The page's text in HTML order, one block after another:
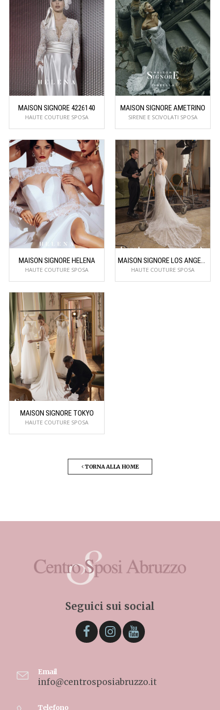
MAISON SIGNORE 4226140
HAUTE COUTURE SPOSA
MAISON SIGNORE AMETRINO
SIRENE E SCIVOLATI SPOSA
MAISON SIGNORE HELENA
HAUTE COUTURE SPOSA HAUTE COUTURE SPOSA
MAISON SIGNORE TOKYO
HAUTE COUTURE SPOSA
TORNA ALLA HOME
Seguici sui social
Email
info@centrosposiabruzzo.it
Telefono